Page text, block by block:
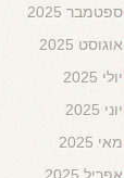
ספטמבר 2025
אוגוסט 2025
יולי 2025
יוני 2025
מאי 2025